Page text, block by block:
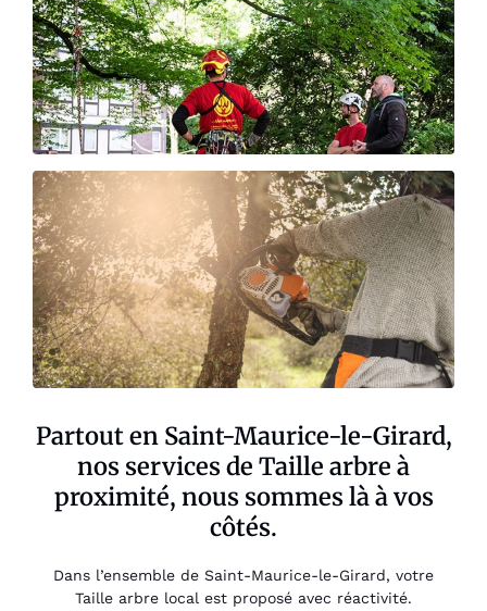
Partout en Saint-Maurice-le-Girard,
nos services de Taille arbre à
proximité, nous sommes là à vos
côtés.
Dans l’ensemble de Saint-Maurice-le-Girard, votre
Taille arbre local est proposé avec réactivité.